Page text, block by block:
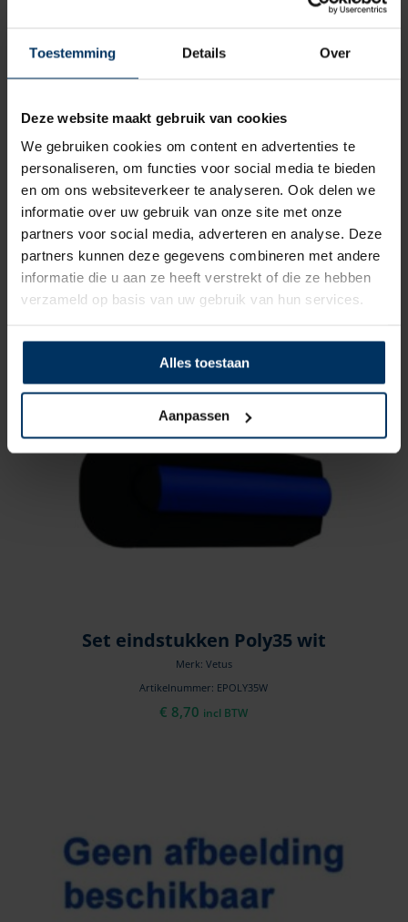
Toestemming Details Over
Deze website maakt gebruik van cookies
We gebruiken cookies om content en advertenties te
personaliseren, om functies voor social media te bieden
en om ons websiteverkeer te analyseren. Ook delen we
informatie over uw gebruik van onze site met onze
partners voor social media, adverteren en analyse. Deze
partners kunnen deze gegevens combineren met andere
informatie die u aan ze heeft verstrekt of die ze hebben
verzameld op basis van uw gebruik van hun services.
Alles toestaan
Aanpassen
Vetus set eindstukken zwart
Merk: Vetus
Artikelnummer: EHARO60B
Set eindstukken Poly35 wit
Merk: Vetus
Artikelnummer: EPOLY35W
€ 8,70 incl BTW